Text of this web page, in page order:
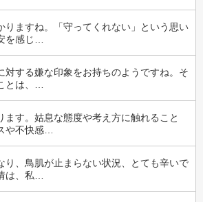
りますね。「守ってくれない」という思い
を感じ…
対する嫌な印象をお持ちのようですね。そ
とは、…
ます。姑息な態度や考え方に触れること
や不快感…
り、鳥肌が止まらない状況、とても辛いで
は、私…